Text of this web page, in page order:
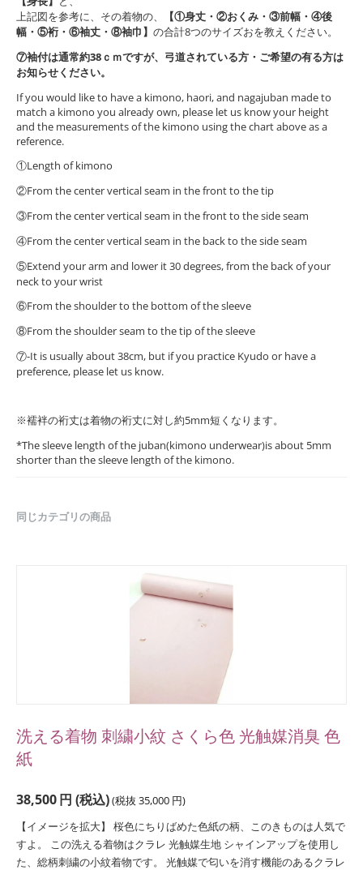
上記図を参考に、その着物の、
【①身丈・②おくみ・③前幅・④後
幅・⑤裄・⑥袖丈・⑧袖巾】 の合計8つのサイズおを教えください。
⑦袖付は通常約38ｃｍですが、弓道されている方・ご希望の有る方は
お知らせください。
If you would like to have a kimono, haori, and nagajuban made to
match a kimono you already own, please let us know your height
and the measurements of the kimono using the chart above as a
reference.
①Length of kimono
②From the center vertical seam in the front to the tip
③From the center vertical seam in the front to the side seam
④From the center vertical seam in the back to the side seam
⑤Extend your arm and lower it 30 degrees, from the back of your
neck to your wrist
⑥From the shoulder to the bottom of the sleeve
⑧From the shoulder seam to the tip of the sleeve
⑦-It is usually about 38cm, but if you practice Kyudo or have a
preference, please let us know.
※襦袢の裄丈は着物の裄丈に対し約5mm短くなります。
*The sleeve length of the juban(kimono underwear)is about 5mm
shorter than the sleeve length of the kimono.
同じカテゴリの商品
洗える着物 刺繍小紋 さくら色 光触媒消臭 色
紙
38,500円 (税込)(税抜 35,000 円)
【イメージを拡大】 桜色にちりばめた色紙の柄、このきものは人気で
すよ。 この洗える着物はクラレ 光触媒生地 シャインアップを使用し
た、総柄刺繍の小紋着物です。 光触媒で匂いを消す機能のあるクラレ